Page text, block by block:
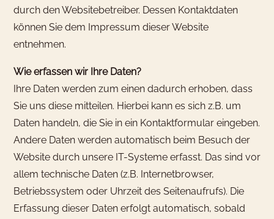
durch den Websitebetreiber. Dessen Kontaktdaten
können Sie dem Impressum dieser Website
entnehmen.
Wie erfassen wir Ihre Daten?
Ihre Daten werden zum einen dadurch erhoben, dass
Sie uns diese mitteilen. Hierbei kann es sich z.B. um
Daten handeln, die Sie in ein Kontaktformular eingeben.
Andere Daten werden automatisch beim Besuch der
Website durch unsere IT-Systeme erfasst. Das sind vor
allem technische Daten (z.B. Internetbrowser,
Betriebssystem oder Uhrzeit des Seitenaufrufs). Die
Erfassung dieser Daten erfolgt automatisch, sobald